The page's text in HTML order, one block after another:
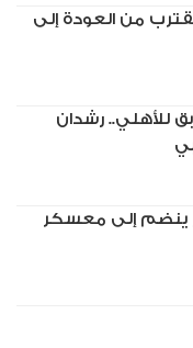
من العودة إلى
للأهلي.. رشدان
ينضم إلى معسكر